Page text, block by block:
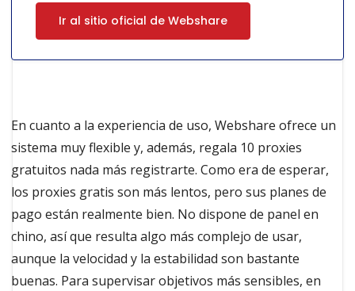
Ir al sitio oficial de Webshare
En cuanto a la experiencia de uso, Webshare ofrece un
sistema muy flexible y, además, regala 10 proxies
gratuitos nada más registrarte. Como era de esperar,
los proxies gratis son más lentos, pero sus planes de
pago están realmente bien. No dispone de panel en
chino, así que resulta algo más complejo de usar,
aunque la velocidad y la estabilidad son bastante
buenas. Para supervisar objetivos más sensibles, en